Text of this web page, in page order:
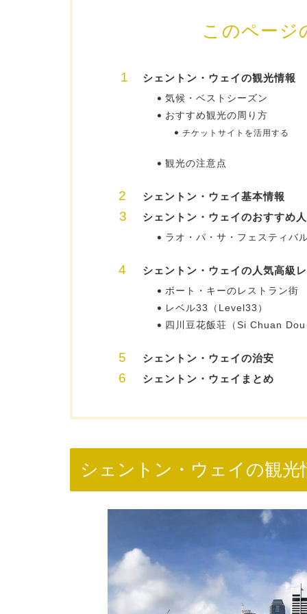
このページ
シェントン・ウェイの観光情報
気候・ベストシーズン
おすすめ観光の周り方
チケットサイトを活用する
観光の注意点
シェントン・ウェイ基本情報
シェントン・ウェイのおすすめ
ラオ・パ・サ・フェスティ
シェントン・ウェイの人気高級
ボート・キーのレストラン街
レベル33（Level33）
四川豆花飯荘（Si Chuan
シェントン・ウェイの治安
シェントン・ウェイまとめ
シェントン・ウェイの観光